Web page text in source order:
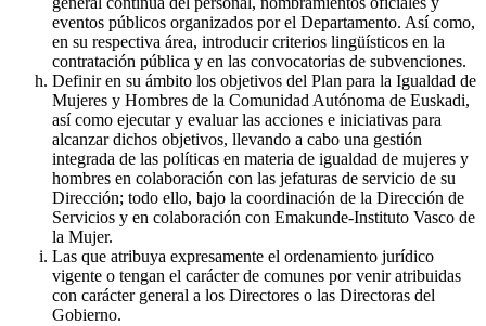
eventos públicos organizados por el Departamento. Así como,
en su respectiva área, introducir criterios lingüísticos en la
contratación pública y en las convocatorias de subvenciones.
Definir en su ámbito los objetivos del Plan para la Igualdad de
Mujeres y Hombres de la Comunidad Autónoma de Euskadi,
así como ejecutar y evaluar las acciones e iniciativas para
alcanzar dichos objetivos, llevando a cabo una gestión
integrada de las políticas en materia de igualdad de mujeres y
hombres en colaboración con las jefaturas de servicio de su
Dirección; todo ello, bajo la coordinación de la Dirección de
Servicios y en colaboración con Emakunde-Instituto Vasco de
la Mujer.
Las que atribuya expresamente el ordenamiento jurídico
vigente o tengan el carácter de comunes por venir atribuidas
con carácter general a los Directores o las Directoras del
Gobierno.